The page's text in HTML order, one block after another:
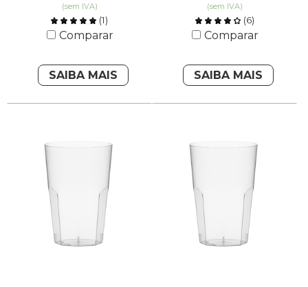
(sem IVA)
(1)
Comparar
SAIBA MAIS
(sem IVA)
(6)
Comparar
SAIBA MAIS